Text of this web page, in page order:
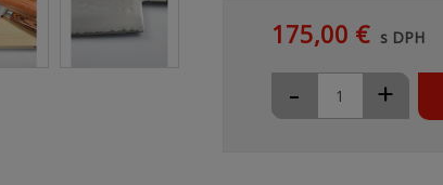
175,00 € s DPH
+
-